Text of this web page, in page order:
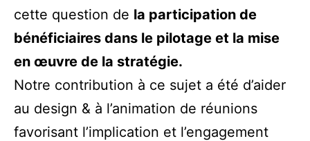
cette question de la participation de
bénéficiaires dans le pilotage et la mise
en œuvre de la stratégie.
Notre contribution à ce sujet a été d’aider
au design & à l’animation de réunions
favorisant l’implication et l’engagement